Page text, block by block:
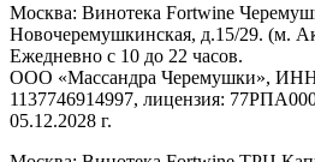
Москва: Винотека Fortwine
Новочеремушкинская, д.15/29. (м.
Ежедневно с 10 до 22 часов.
ООО «Массандра Черемушки»,
1137746914997, лицензия:
05.12.2028 г.